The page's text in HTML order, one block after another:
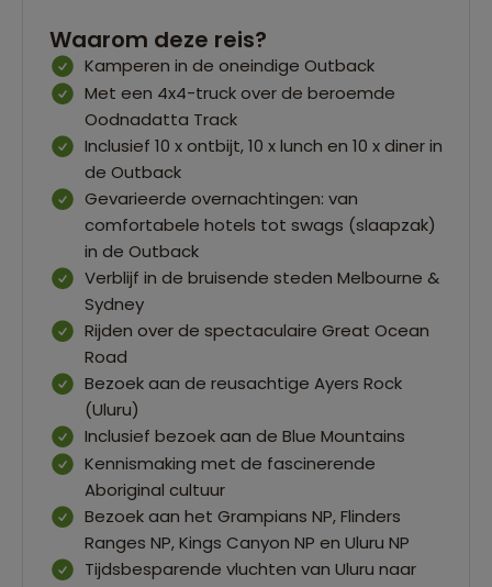
Waarom deze reis?
Kamperen in de oneindige Outback
Met een 4x4-truck over de beroemde
Oodnadatta Track
Inclusief 10 x ontbijt, 10 x lunch en 10 x diner in
de Outback
Gevarieerde overnachtingen: van
comfortabele hotels tot swags (slaapzak)
in de Outback
Verblijf in de bruisende steden Melbourne &
Sydney
Rijden over de spectaculaire Great Ocean
Road
Bezoek aan de reusachtige Ayers Rock
(Uluru)
Inclusief bezoek aan de Blue Mountains
Kennismaking met de fascinerende
Aboriginal cultuur
Bezoek aan het Grampians NP, Flinders
Ranges NP, Kings Canyon NP en Uluru NP
Tijdsbesparende vluchten van Uluru naar